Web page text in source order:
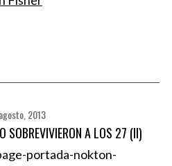
2013
SOBREVIVIERON A LOS 27 (II)